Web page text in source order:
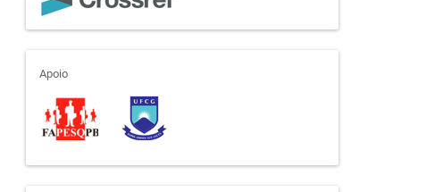
apoio
Apoio